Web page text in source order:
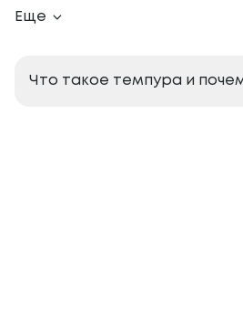
Еще
Что такое темпура и